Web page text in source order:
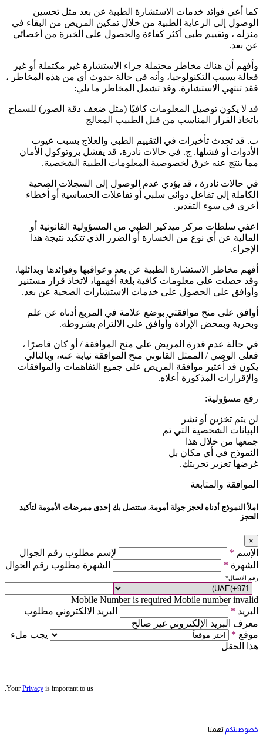
كما أعي فوائد خدمات الاستشارة الطبية عن بعد مثل تحسين
الوصول إلى الرعاية الطبية من خلال تمكين المريض من البقاء في
منزله ، وتقييم طبي أكثر كفاءة والحصول على الخبرة من أخصائي
عن بعد.
وأفهم أن هناك مخاطر محتملة جراء الاستشارة غير مكتملة أو غير
فعالة بسبب التكنولوجيا، وأنه في حالة حدوث أي من هذه المخاطر ،
فقد تنتهي الاستشارة. وقد تشمل المخاطر ما يلي:
قد لا يكون توصيل المعلومات كافيًا (مثل ضعف دقة الصور) للسماح
باتخاذ القرار المناسب من قبل الطبيب المعالج
ب. قد تحدث تأخيرات في التقييم الطبي والعلاج بسبب عيوب
الأدوات أو فشلها. ج. في حالات نادرة، قد يفشل بروتوكول الأمان
مما ينتج عنه خرق لخصوصية المعلومات الطبية الشخصية.
في حالات نادرة ، قد يؤدي عدم الوصول إلى السجلات الصحية
الكاملة إلى تفاعل دوائي سلبي أو تفاعلات الحساسية أو أخطاء
أخرى في سوء التقدير.
اعفي سلطات مركز ميدكير الطبي من المسؤولية القانونية أو
المالية عن أي نوع من الخسارة أو الضرر الذي تتكبد نتيجة هذا
الإجراء.
أفهم مخاطر الاستشارة الطبية عن بعد وعواقبها وفوائدها وبدائلها.
وقد حصلت على معلومات كافية بلغة أفهمها، لاتخاذ قرار مستنير
وأوافق على الحصول على خدمات الاستشارات الصحية عن بعد.
أوافق على منح موافقتي بوضع علامة في المربع أدناه عن علم
وبحرية وبمحض الإرادة وأوافق على الالتزام بشروطه.
في حالة عدم قدرة المريض على منح الموافقة / أو كان قاصرًا ،
فعلى الوصي / الممثل القانوني منح الموافقة نيابة عنه، وبالتالي
يكون قد اُعتبر موافقة المريض على جميع التفاهمات والموافقات
والإقرارات المذكورة أعلاه.
رفع مسؤولية:
لن يتم تخزين أو نشر
البيانات الشخصية التي تم
جمعها من خلال هذا
النموذج في أي مكان بل
غرضها تعزيز تجربتك.
الموافقة والمتابعة
املأ النموذج أدناه لحجز جولة أمومة. ستتصل بك إحدى ممرضات الأمومة لتأكيد
الحجز
×
الإسم *
لإسم مطلوب رقم الجوال
الشهرة * الشهرة مطلوب رقم الجوال
رقم الاتصال*
Mobile Number is required Mobile number invalid
البريد *
البريد الالكتروني مطلوب
معرف البريد الإلكتروني غير صالح
موقع *
يجب ملء
هذا الحقل
Your Privacy is important to us.
خصوصيتكم تهمنا